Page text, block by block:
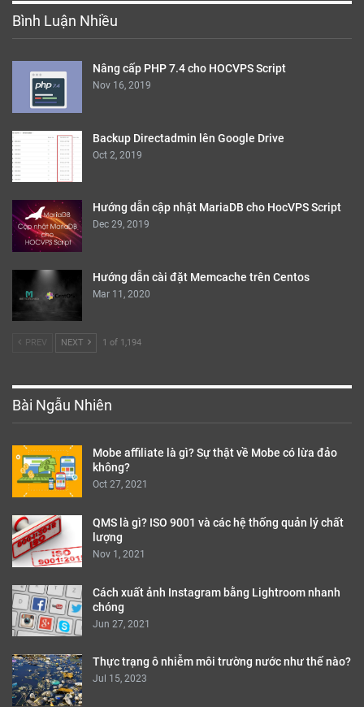
Bình Luận Nhiều
Nâng cấp PHP 7.4 cho HOCVPS Script
Nov 16, 2019
Backup Directadmin lên Google Drive
Oct 2, 2019
Hướng dẫn cập nhật MariaDB cho HocVPS Script
Dec 29, 2019
Hướng dẫn cài đặt Memcache trên Centos
Mar 11, 2020
PREV NEXT 1 of 1,194
Bài Ngẫu Nhiên
Mobe affiliate là gì? Sự thật về Mobe có lừa đảo
không?
Oct 27, 2021
QMS là gì? ISO 9001 và các hệ thống quản lý chất
lượng
Nov 1, 2021
Cách xuất ảnh Instagram bằng Lightroom nhanh
chóng
Jun 27, 2021
Thực trạng ô nhiễm môi trường nước như thế nào?
Jul 15, 2023